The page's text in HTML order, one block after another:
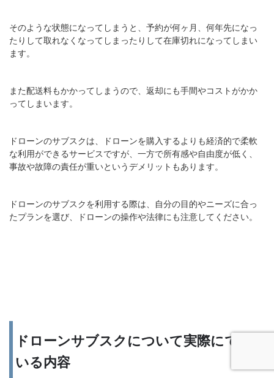
そのような状態になってしまうと、予約が何ヶ月、何年先になっ
たりして取れなくなってしまったりして在庫切れになってしまい
ます。
また配送料もかかってしまうので、返却にも手間やコストがかか
ってしまいます。
ドローンのサブスクは、ドローンを購入するよりも経済的で柔軟
な利用ができるサービスですが、一方で所有感や自由度が低く、
事故や故障の責任が重いというデメリットもあります。
ドローンのサブスクを利用する際は、自分の目的やニーズに合っ
たプランを選び、ドローンの操作や法律にも注意してください。
ドローンサブスクについて実際にでて
いる内容